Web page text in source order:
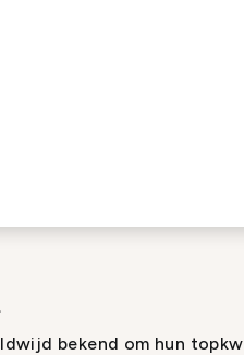
bekend om hun